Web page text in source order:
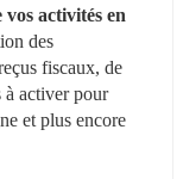
vos activités en
des
fiscaux, de
à activer pour
et plus encore